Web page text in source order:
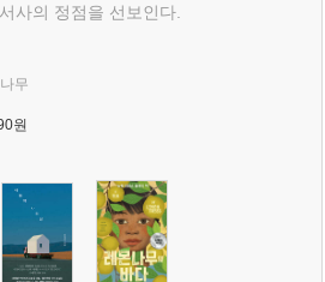
사의 정점을 선보인다.
무
원